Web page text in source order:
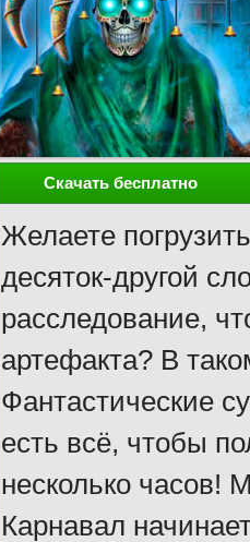
Скачать бесплатно
Желаете
десяток-другой
расследование,
артефакта? В
Фантастические
есть всё, чтобы
несколько часов!
Карнавал